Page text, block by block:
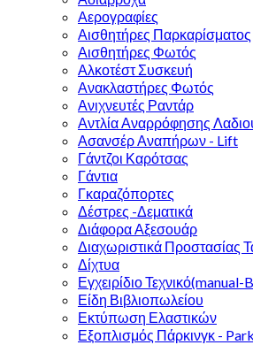
Αερογραφίες
Αισθητήρες Παρκαρίσματος
Αισθητήρες Φωτός
Αλκοτέστ Συσκευή
Ανακλαστήρες Φωτός
Ανιχνευτές Ραντάρ
Αντλία Αναρρόφησης
Ασανσέρ Αναπήρων - Lift
Γάντζοι Καρότσας
Γάντια
Γκαραζόπορτες
Δέστρες -Δεματικά
Διάφορα Αξεσουάρ
Διαχωριστικά Προστασίας
Δίχτυα
Εγχειρίδιο Τεχνικό(manual-
Είδη Βιβλιοπωλείου
Εκτύπωση Ελαστικών
Εξοπλισμός Πάρκινγκ -